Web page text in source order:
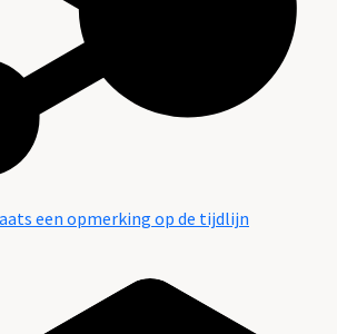
een opmerking op de tijdlijn